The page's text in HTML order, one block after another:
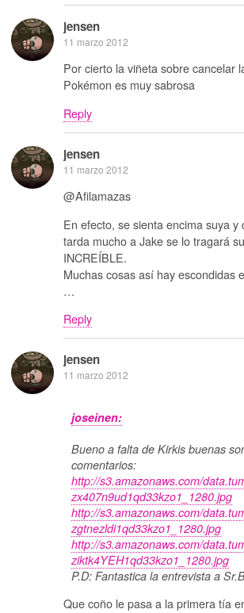
jensen
11 marzo 2012
Por cierto la viñeta sobre cancelar
Pokémon es muy sabrosa
Reply
jensen
11 marzo 2012
@Afilamazas
En efecto, se sienta encima suya y
tarda mucho a Jake se lo tragará
INCREÍBLE.
Muchas cosas así hay escondidas
…
Reply
jensen
11 marzo 2012
joseinen:
Bueno a falta de Kirkis buenas
comentarios:
http://s3.amazonaws.com/
zx407n9ud1qd33kzo1_1280.jpg
http://s3.amazonaws.com/
zgtnezldi1qd33kzo1_1280.jpg
http://s3.amazonaws.com/
ziktk4YEH1qd33kzo1_1280.jpg
P.D: Fantastica la entrevista a
Que coño le pasa a la primera tía